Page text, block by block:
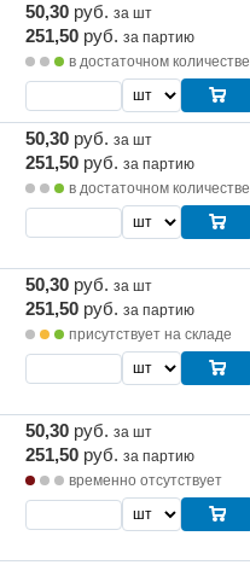
50,30 руб. за шт
251,50 руб. за партию
в достаточном количестве
50,30 руб. за шт
251,50 руб. за партию
в достаточном количестве
50,30 руб. за шт
251,50 руб. за партию
присутствует на складе
50,30 руб. за шт
251,50 руб. за партию
временно отсутствует